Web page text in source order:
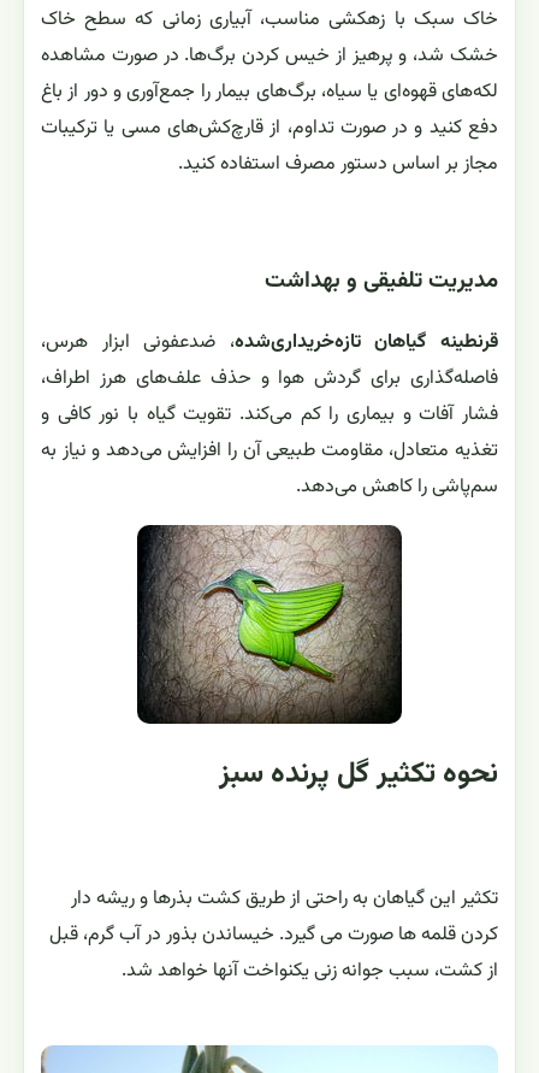
خاک سبک با زهکشی مناسب، آبیاری زمانی که سطح خاک
خشک شد، و پرهیز از خیس کردن برگ‌ها. در صورت مشاهده
لکه‌های قهوه‌ای یا سیاه، برگ‌های بیمار را جمع‌آوری و دور از باغ
دفع کنید و در صورت تداوم، از قارچ‌کش‌های مسی یا ترکیبات
مجاز بر اساس دستور مصرف استفاده کنید.
مدیریت تلفیقی و بهداشت
قرنطینه گیاهان تازه‌خریداری‌شده، ضدعفونی ابزار هرس،
فاصله‌گذاری برای گردش هوا و حذف علف‌های هرز اطراف،
فشار آفات و بیماری را کم می‌کند. تقویت گیاه با نور کافی و
تغذیه متعادل، مقاومت طبیعی آن را افزایش می‌دهد و نیاز به
سم‌پاشی را کاهش می‌دهد.
نحوه تکثیر گل پرنده سبز
تکثیر این گیاهان به راحتی از طریق کشت بذرها و ریشه دار
کردن قلمه ها صورت می گیرد. خیساندن بذور در آب گرم، قبل
از کشت، سبب جوانه زنی یکنواخت آنها خواهد شد.